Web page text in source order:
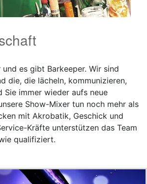
es gibt Barkeeper. Wir sind
die, die lächeln, kommunizieren,
Sie immer wieder aufs neue
Show-Mixer tun noch mehr als
mit Akrobatik, Geschick und
Kräfte unterstützen das Team
qualifiziert.